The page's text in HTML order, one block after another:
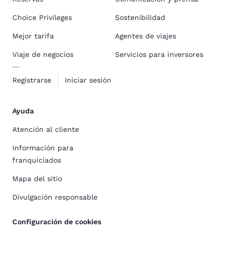
Choice Privileges
Mejor tarifa
Viaje de negocios
Registrarse Iniciar sesión
Sostenibilidad
Agentes de viajes
Servicios para inversores
Ayuda
Atención al cliente
Información para
franquiciados
Mapa del sitio
Divulgación responsable
Configuración de cookies